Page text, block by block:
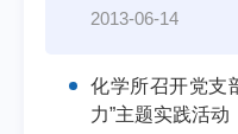
2013-06-14
化学所召开党支
力”主题实践活动